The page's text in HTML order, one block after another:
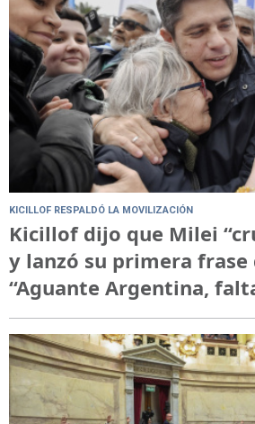
KICILLOF RESPALDÓ LA MOVILIZACIÓN
Kicillof dijo que Milei
y lanzó su primera frase
“Aguante Argentina,